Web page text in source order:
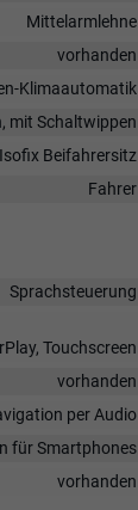
Mittelarmlehne
vorhanden
Klimaautomatik
mit Schaltwippen
Beifahrersitz
Fahrer
Sprachsteuerung
Touchscreen
vorhanden
per Audio
für Smartphones
vorhanden